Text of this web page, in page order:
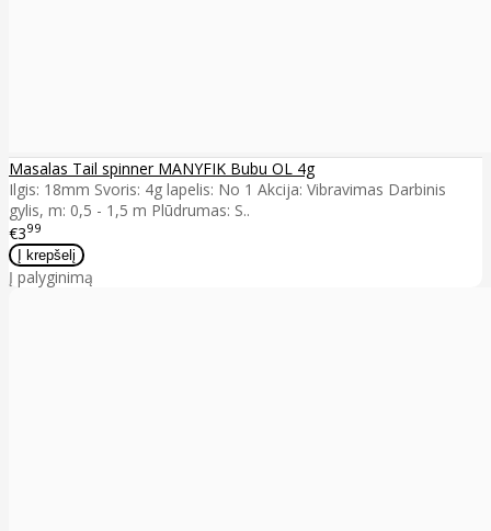
Masalas Tail spinner MANYFIK Bubu OL 4g
Ilgis: 18mm Svoris: 4g lapelis: No 1 Akcija: Vibravimas Darbinis
gylis, m: 0,5 - 1,5 m Plūdrumas: S..
€399
Į palyginimą